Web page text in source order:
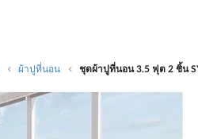
ผ้าปูที่นอน ชุดผ้าปูที่นอน 3.5 ฟุต 2 ชิ้น